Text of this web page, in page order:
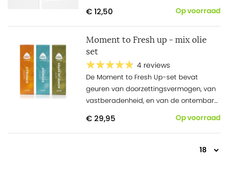
€ 12,50 Op voorraad
Moment to Fresh up - mix olie
set
4 reviews
De Momentto Fresh Up-set bevat
geuren van doorzettingsvermogen, van
vastberadenheid, en van de ontembare
€ 29,95 Op voorraad